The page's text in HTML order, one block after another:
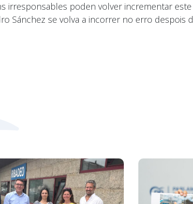
irresponsables poden volver incrementar
Sánchez se volva a incorrer no erro despois